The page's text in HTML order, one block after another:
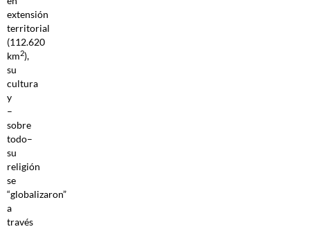
extensión
territorial
(112.620
km2),
su
cultura
y
–
sobre
todo–
su
religión
se
“globalizaron”
a
través